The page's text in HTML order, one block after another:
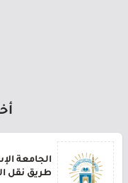
الجامعة
طريق نقل